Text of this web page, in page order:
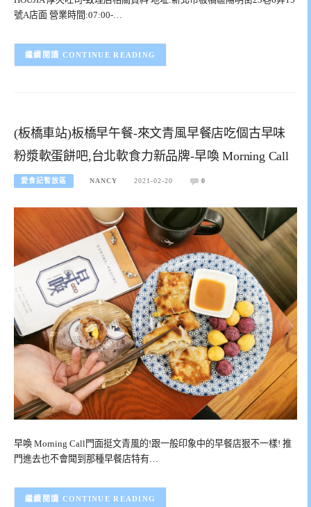
號A店面 營業時間:07:00-…
CONTINUE READING
(板橋車站)板橋早午餐-來文青風早餐店吃個古早味
粉漿軟蛋餅吧,台北軟食力新品牌-早喚 Morning Call
愛食記暫放區 NANCY 2021-02-20 0
早喚 Morning Call門面挺文青風的!跟一般印象中的早餐店狠不一樣! 推
門進去也不會聞到那種早餐店特有…
CONTINUE READING